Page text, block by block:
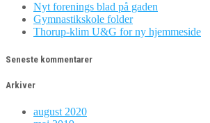
Nyt forenings blad på gaden
Gymnastikskole folder
Thorup-klim U&G for ny hjemmeside
Seneste kommentarer
Arkiver
august 2020